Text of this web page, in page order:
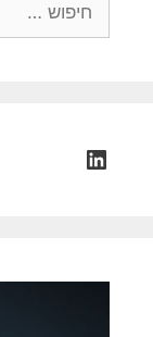
LinkedIn